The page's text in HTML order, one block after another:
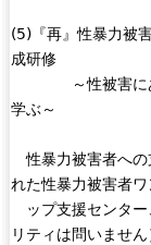
(5)『再』性暴力被
成研修
～性被害にあっ
学ぶ～
性暴力被害者への
れた性暴力被害者ワ
ップ支援センター
リティは問いません